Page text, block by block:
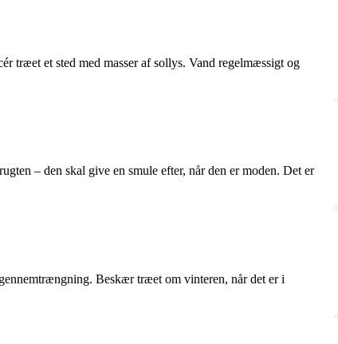
træet et sted med masser af sollys. Vand regelmæssigt og
– den skal give en smule efter, når den er moden. Det er
Beskær træet om vinteren, når det er i